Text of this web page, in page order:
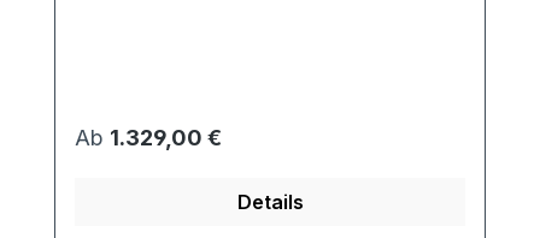
einen Hauseingang notwendig ist.
Aufgrund der großen Anzahl an
die Gegensprechanlage bauseits zu
Regulärer Preis:
Ab 1.329,00 €
Details